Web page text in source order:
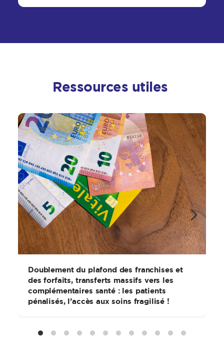
Ressources utiles
Doublement du plafond des franchises et
des forfaits, transferts massifs vers les
complémentaires santé : les patients
pénalisés, l’accès aux soins fragilisé !